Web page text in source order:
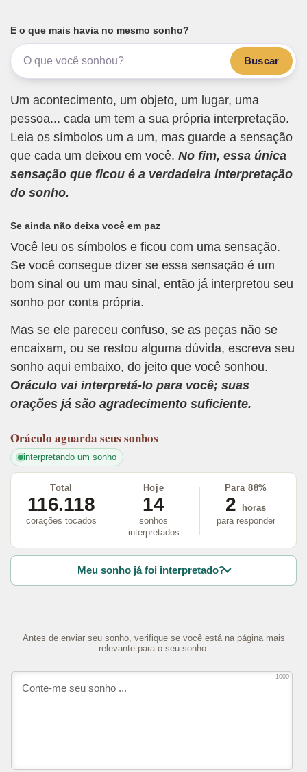
E o que mais havia no mesmo sonho?
Buscar
Um acontecimento, um objeto, um lugar, uma
pessoa... cada um tem a sua própria interpretação.
Leia os símbolos um a um, mas guarde a sensação
que cada um deixou em você. No fim, essa única
sensação que ficou é a verdadeira interpretação
do sonho.
Se ainda não deixa você em paz
Você leu os símbolos e ficou com uma sensação.
Se você consegue dizer se essa sensação é um
bom sinal ou um mau sinal, então já interpretou seu
sonho por conta própria.
Mas se ele pareceu confuso, se as peças não se
encaixam, ou se restou alguma dúvida, escreva seu
sonho aqui embaixo, do jeito que você sonhou.
Oráculo vai interpretá-lo para você; suas
orações já são agradecimento suficiente.
Oráculo aguarda seus sonhos
interpretando um sonho
Total
116.118
corações tocados
Hoje
14
sonhos
interpretados
Para 88%
2
horas
para responder
Meu sonho já foi interpretado?
Antes de enviar seu sonho, verifique se você está na página mais
relevante para o seu sonho.
1000